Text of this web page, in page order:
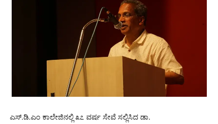
ಎಸ್‌.ಡಿ.ಎಂ ಕಾಲೇಜಿನಲ್ಲಿ ೩೭ ವರ್ಷ ಸೇವೆ ಸಲ್ಲಿಸಿದ ಡಾ.